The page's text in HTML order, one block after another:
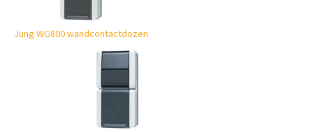
Jung WG800 wandcontactdozen